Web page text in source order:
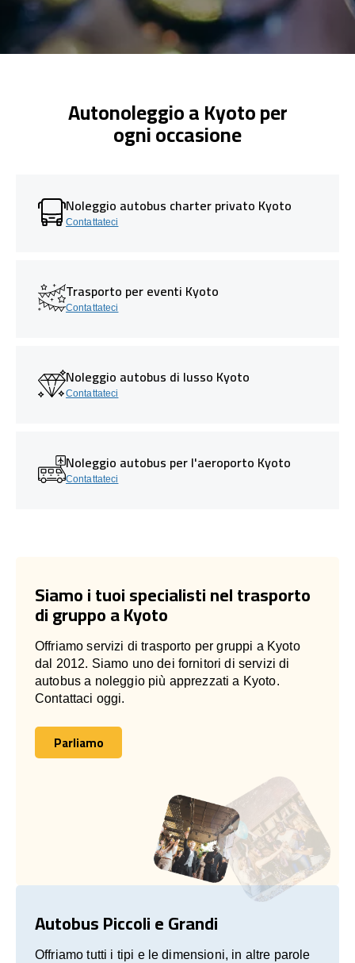
Autonoleggio a Kyoto per
ogni occasione
Noleggio autobus charter privato Kyoto
Contattateci
Trasporto per eventi Kyoto
Contattateci
Noleggio autobus di lusso Kyoto
Contattateci
Noleggio autobus per l'aeroporto Kyoto
Contattateci
Siamo i tuoi specialisti nel trasporto
di gruppo a Kyoto
Offriamo servizi di trasporto per gruppi a Kyoto
dal 2012. Siamo uno dei fornitori di servizi di
autobus a noleggio più apprezzati a Kyoto.
Contattaci oggi.
Parliamo
Parliamo
Autobus Piccoli e Grandi
Offriamo tutti i tipi e le dimensioni, in altre parole